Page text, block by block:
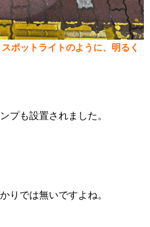
ポットライトのように、明るく
プも設置されました。
りでは無いですよね。